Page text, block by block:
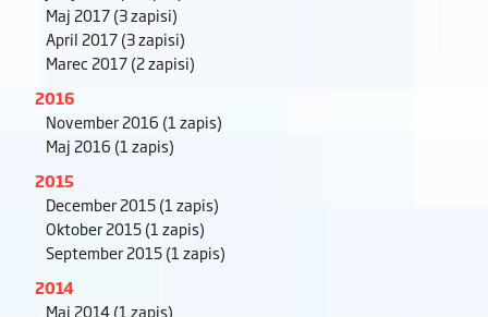
Maj 2017(3 zapisi)
April 2017(3 zapisi)
Marec 2017(2 zapisi)
2016
November 2016 (1 zapis)
Maj 2016 (1 zapis)
2015
December 2015(1 zapis)
Oktober 2015(1 zapis)
September 2015(1 zapis)
2014
Maj 2014(1 zapis)